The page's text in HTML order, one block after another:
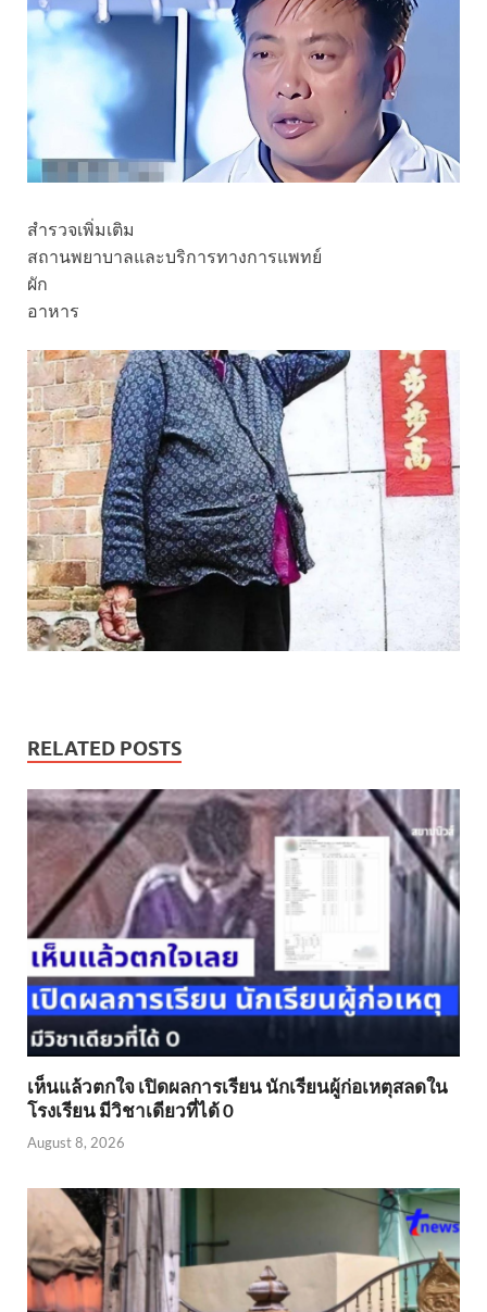
สำรวจเพิ่มเติม
สถานพยาบาลและบริการทางการแพทย์
ผัก
อาหาร
RELATED POSTS
เห็นแล้วตกใจ เปิดผลการเรียน นักเรียนผู้ก่อเหตุสลดใน
โรงเรียน มีวิชาเดียวที่ได้ 0
August 8, 2026